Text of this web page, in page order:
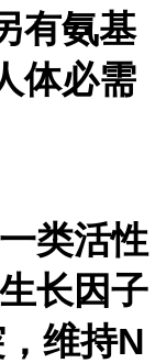
有氨基
体必需
类活性
长因子
维持N